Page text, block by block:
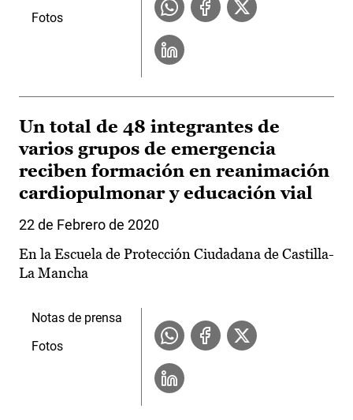
Fotos
Un total de 48 integrantes de
varios grupos de emergencia
reciben formación en reanimación
cardiopulmonar y educación vial
22 de Febrero de 2020
En la Escuela de Protección Ciudadana de Castilla-
La Mancha
Notas de prensa
Fotos